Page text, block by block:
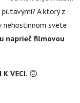
A ktorý z
nehostinnom svete
naprieč filmovou
K VECI. 🙃